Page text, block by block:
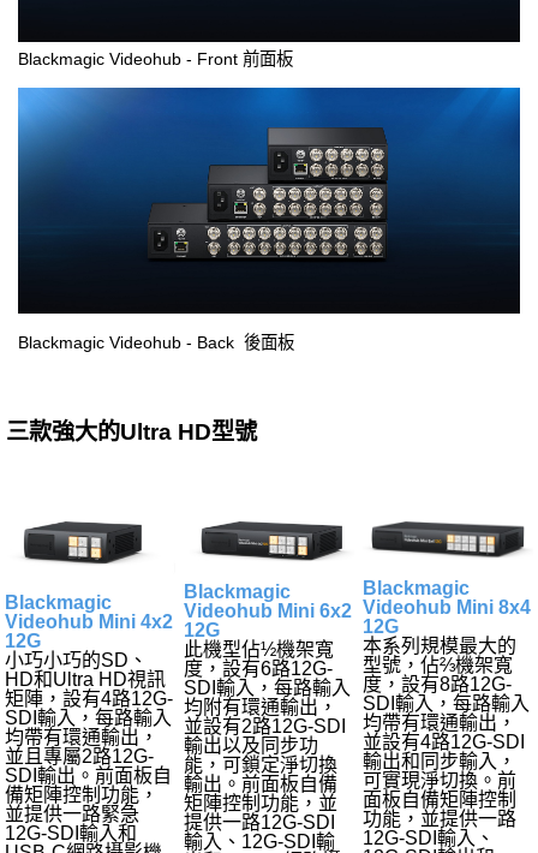
Blackmagic Videohub - Front 前面板
Blackmagic Videohub - Back 後面板
三款強大的Ultra HD型號
Blackmagic
Videohub Mini 4x2
12G
小巧小巧的SD、
HD和Ultra HD視訊
矩陣，設有4路12G-
SDI輸入，每路輸入
均帶有環通輸出，
並且專屬2路12G-
SDI輸出。前面板自
備矩陣控制功能，
並提供一路緊急
12G-SDI輸入和
Blackmagic
Videohub Mini 6x2
12G
此機型佔½機架寬
度，設有6路12G-
SDI輸入，每路輸入
均附有環通輸出，
並設有2路12G-SDI
輸出以及同步功
能，可鎖定淨切換
輸出。前面板自備
矩陣控制功能，並
提供一路12G-SDI
輸入、12G-SDI輸
Blackmagic
Videohub Mini 8x4
12G
本系列規模最大的
型號，佔⅔機架寬
度，設有8路12G-
SDI輸入，每路輸入
均帶有環通輸出，
並設有4路12G-SDI
輸出和同步輸入，
可實現淨切換。前
面板自備矩陣控制
功能，並提供一路
12G-SDI輸入、